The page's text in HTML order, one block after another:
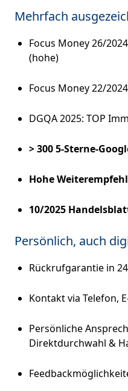
Mehrfach
Focus Money 26/
(hohe)
Focus Money 22/
DGQA 2025: TOP
> 300 5-Sterne-
Hohe
10/2025
Persönlich, auch
Rückrufgarantie in
Kontakt via Telefon,
Persönliche
Direktdurchwahl &